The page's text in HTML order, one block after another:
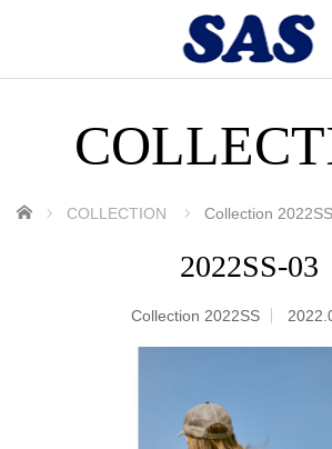
ホーム COLLECTION Collection 2022SS
2022SS-03
Collection 2022SS